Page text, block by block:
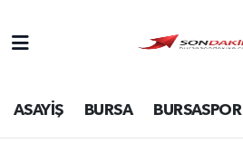
ASAYİŞ BURSA BURSASPOR
Bursa